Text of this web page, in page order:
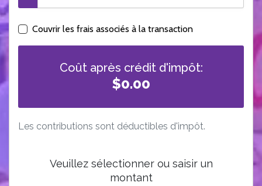
Couvrir les frais associés à la transaction
Coût après crédit d'impôt:
$0.00
Les contributions sont déductibles d'impôt.
Veuillez sélectionner ou saisir un
montant